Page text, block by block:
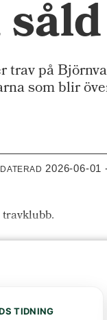
trav på
som blir
2026-06-01
TIDNING